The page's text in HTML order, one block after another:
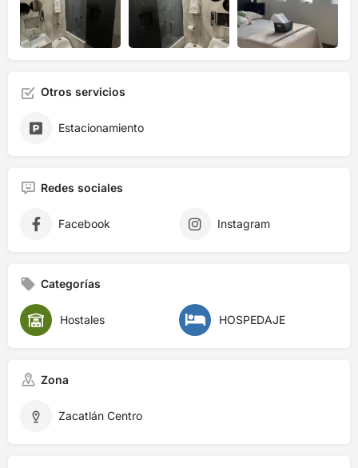
Otros servicios
Estacionamiento
Redes sociales
Facebook Instagram
Categorías
Hostales HOSPEDAJE
Zona
Zacatlán Centro